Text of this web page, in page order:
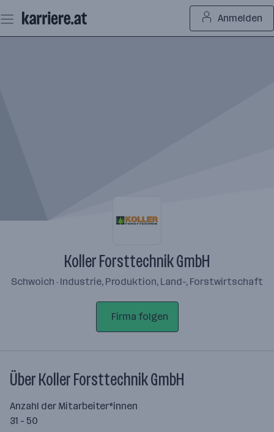
Seiteninhalt
springen
Anmelden
Koller Forsttechnik GmbH
Schwoich · Industrie, Produktion, Land-, Forstwirtschaft
Firma folgen
Über Koller Forsttechnik GmbH
Anzahl der Mitarbeiter*innen
31 - 50